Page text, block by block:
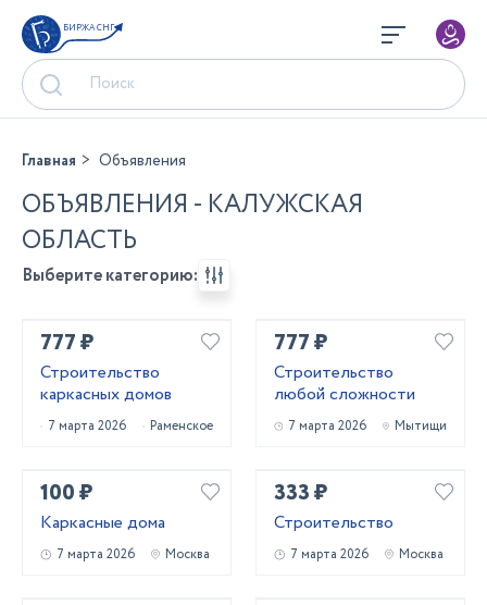
БИРЖА СНГ
Главная Объявления
ОБЪЯВЛЕНИЯ - КАЛУЖСКАЯ
ОБЛАСТЬ
Выберите категорию:
777 ₽
Строительство
каркасных домов
7 марта 2026 Раменское
777 ₽
Строительство
любой сложности
7 марта 2026 Мытищи
100 ₽
Каркасные дома
7 марта 2026 Москва
333 ₽
Строительство
7 марта 2026 Москва